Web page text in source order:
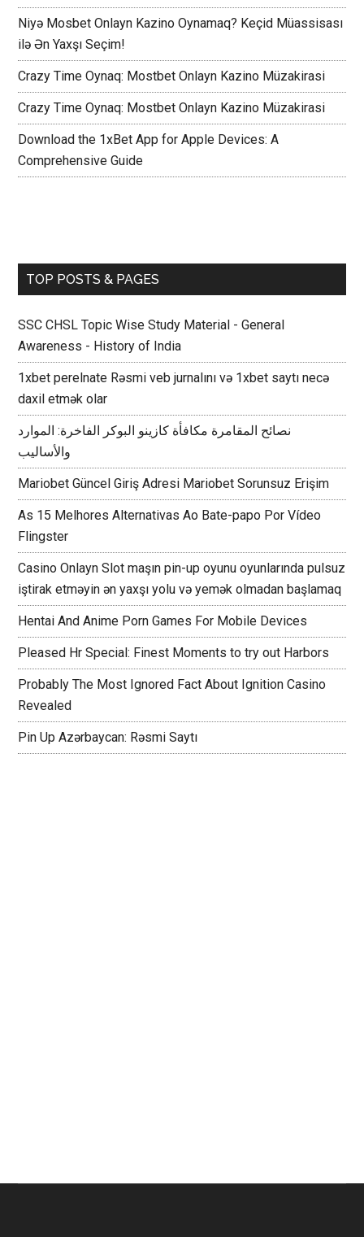
Niyə Mosbet Onlayn Kazino Oynamaq? Keçid Müassisası
ilə Ən Yaxşı Seçim!
Crazy Time Oynaq: Mostbet Onlayn Kazino Müzakirasi
Crazy Time Oynaq: Mostbet Onlayn Kazino Müzakirasi
Download the 1xBet App for Apple Devices: A
Comprehensive Guide
TOP POSTS & PAGES
SSC CHSL Topic Wise Study Material - General
Awareness - History of India
1xbet perelnate Rəsmi veb jurnalını və 1xbet saytı necə
daxil etmək olar
نصائح المقامرة مكافأة كازينو البوكر الفاخرة: الموارد
والأساليب
Mariobet Güncel Giriş Adresi Mariobet Sorunsuz Erişim
As 15 Melhores Alternativas Ao Bate-papo Por Vídeo
Flingster
Casino Onlayn Slot maşın pin-up oyunu oyunlarında pulsuz
iştirak etməyin ən yaxşı yolu və yemək olmadan başlamaq
Hentai And Anime Porn Games For Mobile Devices
Pleased Hr Special: Finest Moments to try out Harbors
Probably The Most Ignored Fact About Ignition Casino
Revealed
Pin Up Azərbaycan: Rəsmi Saytı